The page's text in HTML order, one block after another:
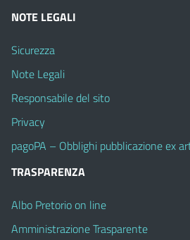
NOTE LEGALI
Sicurezza
Note Legali
Responsabile del sito
Privacy
pagoPA – Obblighi pubblicazione ex
TRASPARENZA
Albo Pretorio on line
Amministrazione Trasparente